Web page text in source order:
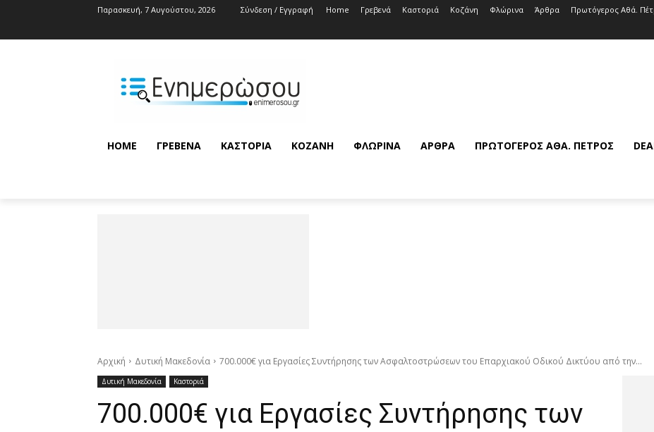
Παρασκευή, 7 Αυγούστου, 2026 Σύνδεση / Εγγραφή Home Γρεβενά Καστοριά Κοζάνη Φλώρινα Άρθρα Πρωτόγερος Αθά.
HOME ΓΡΕΒΕΝΆ ΚΑΣΤΟΡΙΆ ΚΟΖΆΝΗ ΦΛΏΡΙΝΑ ΆΡΘΡΑ ΠΡΩΤΌΓΕΡΟΣ ΑΘΆ. ΠΈΤΡΟΣ
Αρχική Δυτική Μακεδονία 700.000€ για Εργασίες Συντήρησης των Ασφαλτοστρώσεων του Επαρχιακού Οδικού Δικτύου από την...
Δυτική Μακεδονία Καστοριά
700.000€ για Εργασίες Συντήρησης των